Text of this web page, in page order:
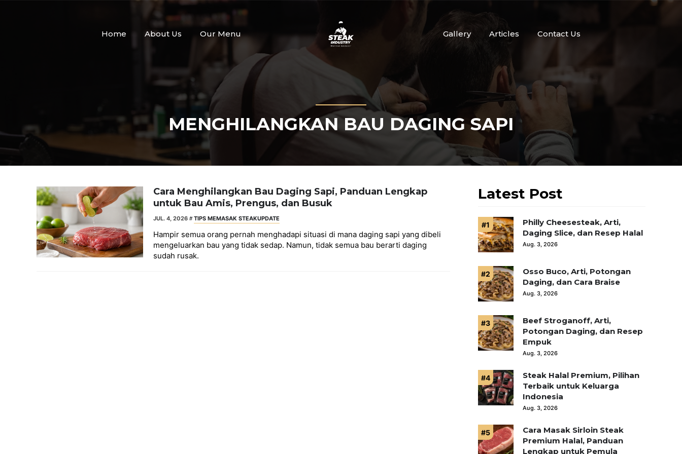
Home About Us Our Menu Gallery Articles Contact Us
MENGHILANGKAN BAU DAGING SAPI
Cara Menghilangkan Bau Daging Sapi, Panduan Lengkap
untuk Bau Amis, Prengus, dan Busuk
JUL. 4, 2026 TIPS MEMASAK STEAKUPDATE
Hampir semua orang pernah menghadapi situasi di mana daging sapi yang dibeli
mengeluarkan bau yang tidak sedap. Namun, tidak semua bau berarti daging
sudah rusak.
Latest Post
Philly Cheesesteak, Arti,
Daging Slice, dan Resep Halal
Aug. 3, 2026
Osso Buco, Arti, Potongan
Daging, dan Cara Braise
Aug. 3, 2026
Beef Stroganoff, Arti,
Potongan Daging, dan Resep
Empuk
Aug. 3, 2026
Steak Halal Premium, Pilihan
Terbaik untuk Keluarga
Indonesia
Aug. 3, 2026
Cara Masak Sirloin Steak
Premium Halal, Panduan
Lengkap untuk Pemula